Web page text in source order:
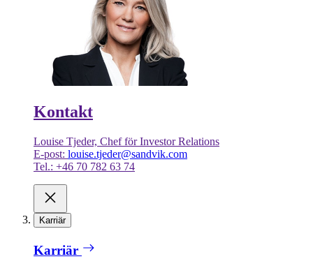
Kontakt
Louise Tjeder, Chef för Investor Relations
E-post: louise.tjeder@sandvik.com
Tel.: +46 70 782 63 74
Karriär
Karriär